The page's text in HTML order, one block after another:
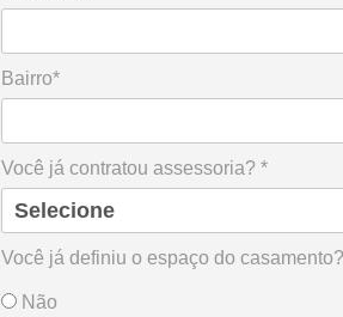
Bairro*
Você já contratou assessoria? *
Você já definiu o espaço do
Não